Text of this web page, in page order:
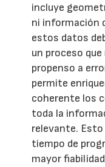
incluye
ni información
estos datos
un proceso
propenso a
permite
coherente los
toda la
relevante.
tiempo de
mayor